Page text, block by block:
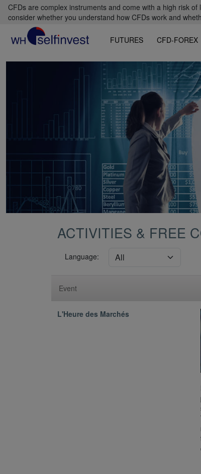
CFDs are complex instruments and come with a high risk
consider whether you understand how CFDs work and
FUTURES CFD-FOREX
ACTIVITIES & FREE
Language:
Event
L'Heure des Marchés